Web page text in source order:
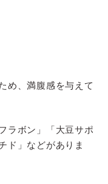
め、満腹感を与えて
ラボン」「大豆サポ
ド」などがありま